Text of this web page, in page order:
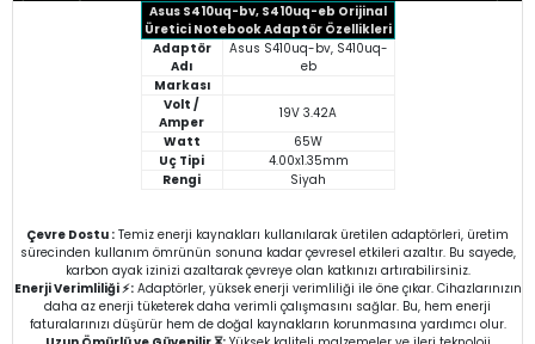
Asus S410uq-bv, S410uq-eb Orijinal
Üretici Notebook Adaptör Özellikleri
Adaptör
Adı
Asus S410uq-bv, S410uq-
eb
Markası
Volt /
Amper
19V 3.42A
Watt
65W
Uç Tipi
4.00x1.35mm
Rengi
Siyah
Çevre Dostu : Temiz enerji kaynakları kullanılarak üretilen adaptörleri, üretim
sürecinden kullanım ömrünün sonuna kadar çevresel etkileri azaltır. Bu sayede,
karbon ayak izinizi azaltarak çevreye olan katkınızı artırabilirsiniz.
Enerji Verimliliği ⚡:Adaptörler, yüksek enerji verimliliği ile öne çıkar. Cihazlarınızın
daha az enerji tüketerek daha verimli çalışmasını sağlar. Bu, hem enerji
faturalarınızı düşürür hem de doğal kaynakların korunmasına yardımcı olur.